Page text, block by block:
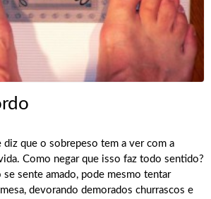
diz que o sobrepeso tem a ver com a
Como negar que isso faz todo sentido?
se sente amado, pode mesmo tentar
devorando demorados churrascos e